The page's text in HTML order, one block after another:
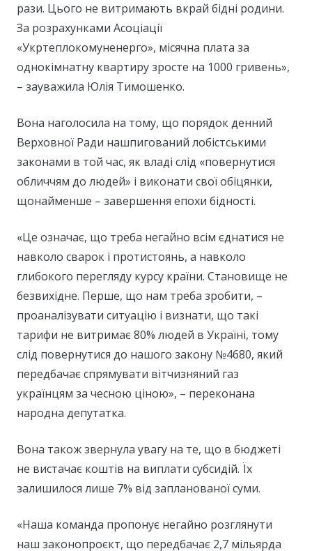
рази. Цього не витримають вкрай бідні родини.
За розрахунками Асоціації
«Укртеплокомуненерго», місячна плата за
однокімнатну квартиру зросте на 1000 гривень»,
– зауважила Юлія Тимошенко.
Вона наголосила на тому, що порядок денний
Верховної Ради нашпигований лобістськими
законами в той час, як владі слід «повернутися
обличчям до людей» і виконати свої обіцянки,
щонайменше – завершення епохи бідності.
«Це означає, що треба негайно всім єднатися не
навколо сварок і протистоянь, а навколо
глибокого перегляду курсу країни. Становище не
безвихідне. Перше, що нам треба зробити, –
проаналізувати ситуацію і визнати, що такі
тарифи не витримає 80% людей в Україні, тому
слід повернутися до нашого закону №4680, який
передбачає спрямувати вітчизняний газ
українцям за чесною ціною», – переконана
народна депутатка.
Вона також звернула увагу на те, що в бюджеті
не вистачає коштів на виплати субсидій. Їх
залишилося лише 7% від запланованої суми.
«Наша команда пропонує негайно розглянути
наш законопроєкт, що передбачає 2,7 мільярда